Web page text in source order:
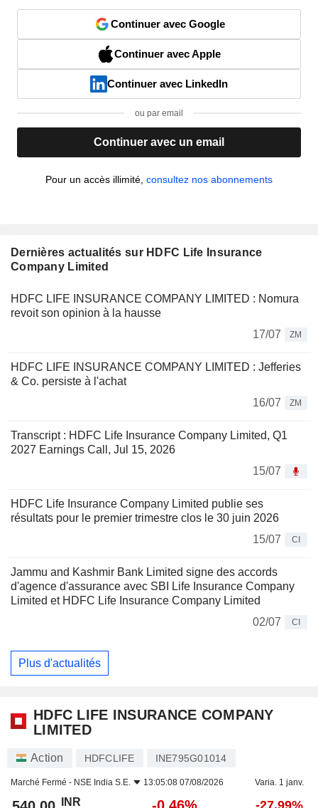
Continuer avec Google
Continuer avec Apple
Continuer avec LinkedIn
ou par email
Continuer avec un email
Pour un accès illimité, consultez nos abonnements
Dernières actualités sur HDFC Life Insurance
Company Limited
HDFC LIFE INSURANCE COMPANY LIMITED : Nomura
revoit son opinion à la hausse
17/07
ZM
HDFC LIFE INSURANCE COMPANY LIMITED : Jefferies
& Co. persiste à l'achat
16/07
ZM
Transcript : HDFC Life Insurance Company Limited, Q1
2027 Earnings Call, Jul 15, 2026
15/07
HDFC Life Insurance Company Limited publie ses
résultats pour le premier trimestre clos le 30 juin 2026
15/07
CI
Jammu and Kashmir Bank Limited signe des accords
d'agence d'assurance avec SBI Life Insurance Company
Limited et HDFC Life Insurance Company Limited
02/07
CI
Plus d'actualités
HDFC LIFE INSURANCE COMPANY
LIMITED
Action HDFCLIFE INE795G01014
Marché Fermé - NSE India S.E. 13:05:08 07/08/2026 Varia. 1 janv.
INR